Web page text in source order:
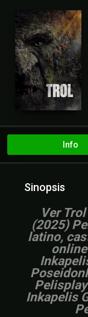
Info
Sinopsis
Ver
(2025)
latino,
Inkapelis